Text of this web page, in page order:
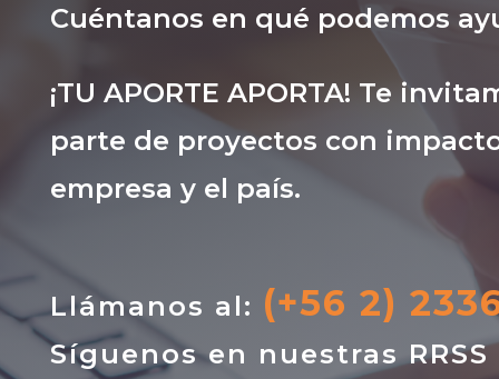
Cuéntanos en qué podemos
¡TU APORTE APORTA! Te
parte de proyectos con
empresa y el país.
Llámanos al: (+56 2)
Síguenos en nuestras RRSS